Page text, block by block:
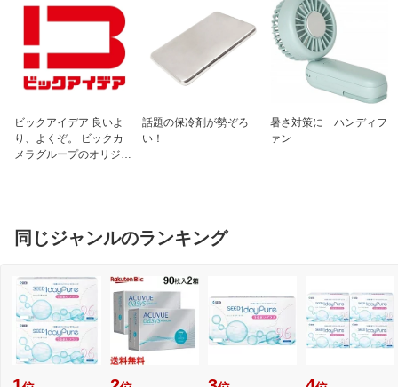
（4）患部の皮膚は清潔にして貼ってく
（5）皮膚の弱い人は同じ所には続けて
貼らないでください
成分1
膏体100g中
インドメタシン 3.5g、l-メントール
成分2
添加物：脂環族飽和炭化水素樹脂、スチ
保管及び取り扱い上
の注意1
（1）直射日光の当たらない涼しい所に
保管してください
ください
（3）他の容器に入れ替えないでくださ
い（誤用の原因になったり、品質が変わ
ることがあります）
（4）未使用分は袋に入れ、開口部をお
ビックアイデア 良いよ
り、よくぞ。 ビックカ
メラグループのオリジナ
話題の保冷剤が勢ぞろ
い！
暑さ対策に ハンディフ
ァン
同じジャンルのランキング